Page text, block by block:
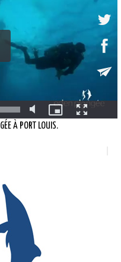
À PORT LOUIS.